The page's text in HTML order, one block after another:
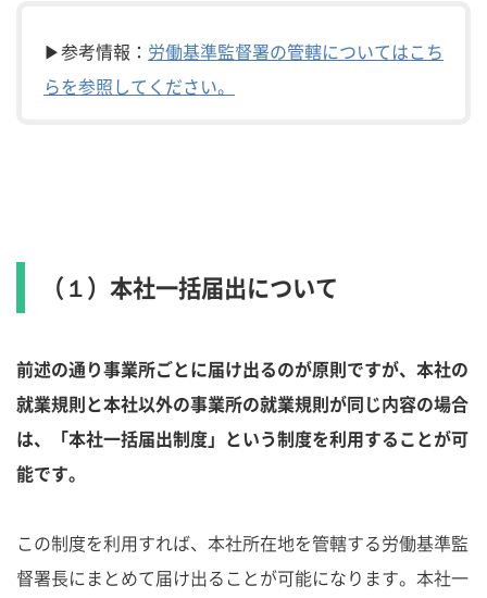
▶参考情報： 労働基準監督署の管轄についてはこち
らを参照してください。
（１）本社一括届出について
前述の通り事業所ごとに届け出るのが原則ですが、本社の
就業規則と本社以外の事業所の就業規則が同じ内容の場合
は、「本社一括届出制度」という制度を利用することが可
能です。
この制度を利用すれば、本社所在地を管轄する労働基準監
督署長にまとめて届け出ることが可能になります。本社一